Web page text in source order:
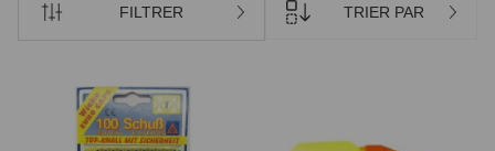
FILTRER TRIER PAR